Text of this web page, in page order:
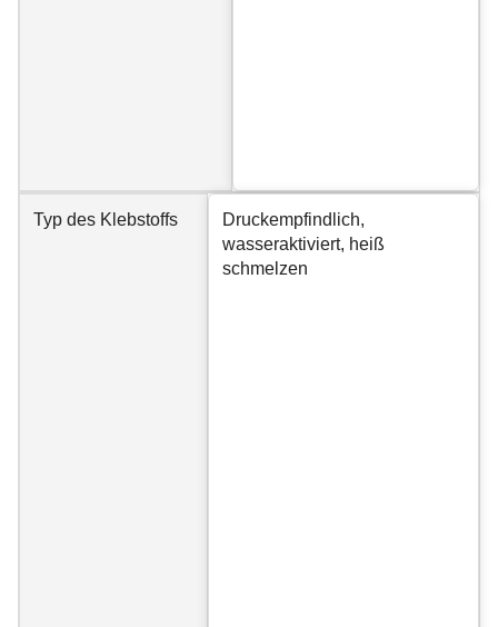
Typ des Klebstoffs
Druckempfindlich,
wasseraktiviert, heiß
schmelzen